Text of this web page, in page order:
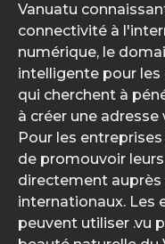
Vanuatu
connectivité à
numérique, le
intelligente pour
qui cherchent à
à créer une
Pour les
de promouvoir
directement
internationaux. Les
peuvent utiliser .vu